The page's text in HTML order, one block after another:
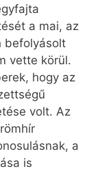
a mai, az
befolyásolt
vette körül.
hogy az
volt. Az
a
is